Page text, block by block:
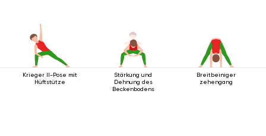
Krieger II-Pose mit
Hüftstütze
Stärkung und
Dehnung des
Beckenbodens
Breitbeiniger
zehengang